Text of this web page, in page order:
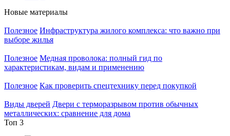
Новые материалы
Полезное Инфраструктура жилого комплекса: что важно при
выборе жилья
Полезное Медная проволока: полный гид по
характеристикам, видам и применению
Полезное Как проверить спецтехнику перед покупкой
Виды дверей Двери с терморазрывом против обычных
металлических: сравнение для дома
Топ 3